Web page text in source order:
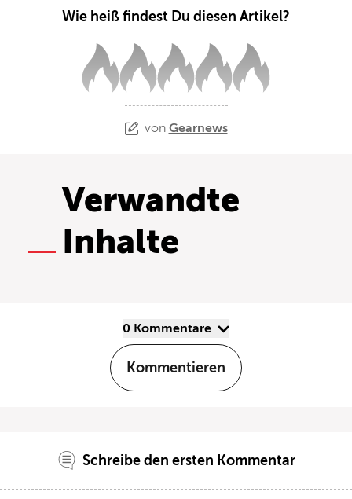
Wie heiß findest Du diesen Artikel?
von Gearnews
Verwandte
Inhalte
0 Kommentare
Kommentieren
Schreibe den ersten Kommentar